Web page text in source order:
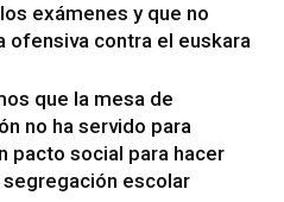
exámenes y que no
ofensiva contra el euskara
que la mesa de
no ha servido para
pacto social para hacer
escolar